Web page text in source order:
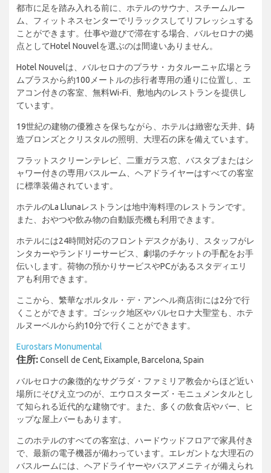
都市に足を踏み入れる前に、ホテルのサウナ、スチームルー
ム、フィットネスセンターでリラックスしてリフレッシュする
ことができます。仕事や遊びで滞在する場合、バルセロナの拠
点としてHotel Nouvelを選ぶのは間違いありません。
Hotel Nouvelは、バルセロナのプラサ・カタルーニャ広場とラ
ムブラスから約100メートルの歩行者専用の通りに位置し、エ
アコン付きの客室、無料Wi-Fi、敷地内のレストランを提供し
ています。
19世紀の建物の優雅さを保ちながら、ホテルは緻密な天井、鋳
造ブロンズとクリスタルの照明、大理石の床を備えています。
フラットスクリーンテレビ、二重ガラス窓、バスタブまたはシ
ャワー付きの専用バスルーム、ヘアドライヤーはすべての客室
に標準装備されています。
ホテルのLa Llunaレストランは地中海料理のレストランです。
また、おやつや飲み物の自動販売機も利用できます。
ホテルには24時間対応のフロントデスクがあり、スタッフがレ
ンタカーやランドリーサービス、劇場のチケットの手配をお手
伝いします。荷物の預かりサービスやPCがあるスタディエリ
アも利用できます。
ここから、繁華なポルタル・デ・アンヘル商店街には2分で行
くことができます。ゴシック地区やバルセロナ大聖堂も、ホテ
ルヌーベルから約10分で行くことができます。
Eurostars Monumental
住所:Consell de Cent, Eixample, Barcelona, Spain
バルセロナの象徴的なサグラダ・ファミリア教会からほど近い
場所にそびえ立つのが、エウロスターズ・モニュメンタルとし
て知られる近代的な建物です。また、多くの飲食店やバー、ヒ
ップな屋上バーもあります。
このホテルのすべての客室は、ハードウッドフロアで家具付き
で、最新の電子機器が備わっています。エレガントな大理石の
バスルームには、ヘアドライヤーやバスアメニティが備えられ